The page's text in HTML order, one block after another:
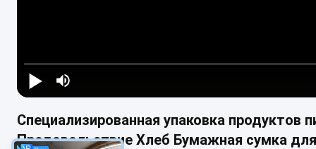
Специализированная упаковка продуктов
Продовольствие Хлеб Бумажная сумка